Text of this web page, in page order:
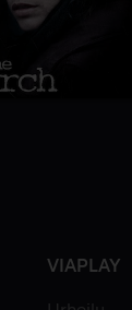
VIAPLAY